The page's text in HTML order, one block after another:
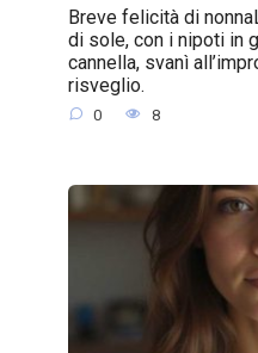
Breve felicità di
di sole, con i nipoti in
cannella, svanì
risveglio.
0 8